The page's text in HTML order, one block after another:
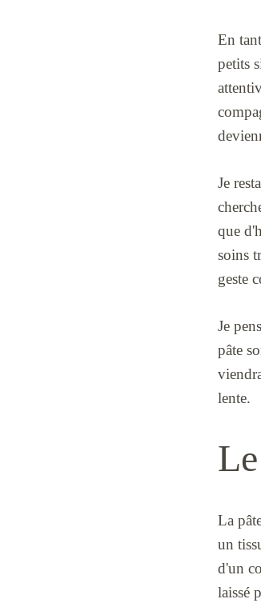
En
petits
Je
que
soins
geste
Je
pâte
lente.
La
un
d'un
laissé